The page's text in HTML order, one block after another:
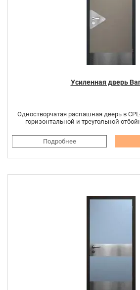
Усиленная дверь
Одностворчатая распашная дверь в
горизонтальной и треугольной
Подробнее